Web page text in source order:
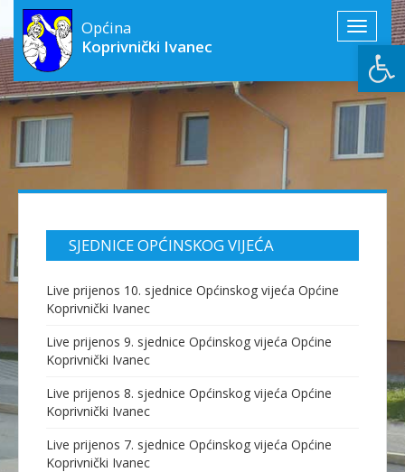
Toggle
Općina
Koprivnički Ivanec
SJEDNICE OPĆINSKOG VIJEĆA
Live prijenos 10. sjednice Općinskog vijeća Općine
Koprivnički Ivanec
Live prijenos 9. sjednice Općinskog vijeća Općine
Koprivnički Ivanec
Live prijenos 8. sjednice Općinskog vijeća Općine
Koprivnički Ivanec
Live prijenos 7. sjednice Općinskog vijeća Općine
Koprivnički Ivanec